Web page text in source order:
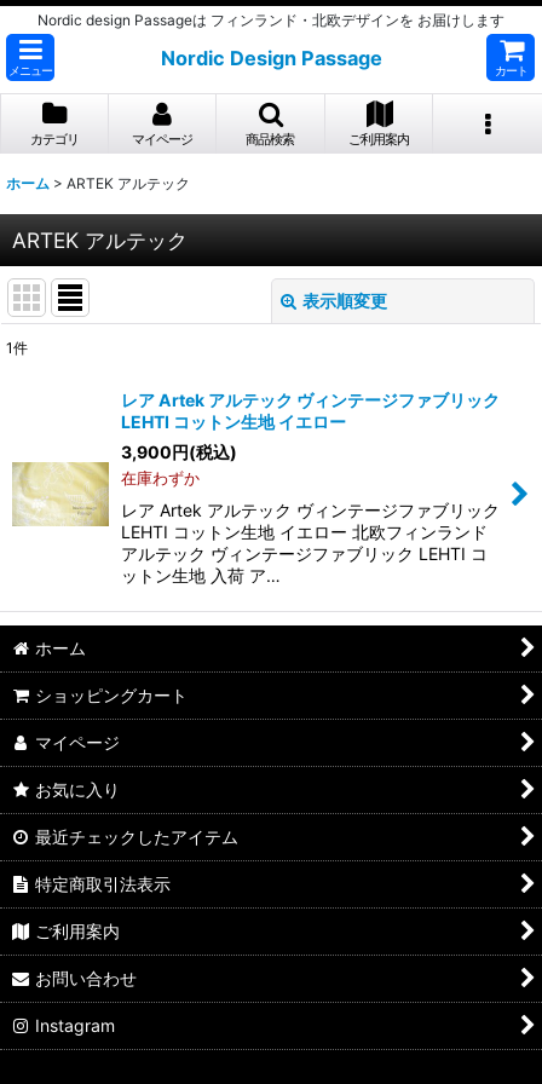
Nordic design Passageは フィンランド・北欧デザインを お届けします
メニュー
Nordic Design Passage
カート
カテゴリ マイページ 商品検索 ご利用案内
ホーム > ARTEK アルテック
ARTEK アルテック
表示順変更
絞り込む
1件
レア Artek アルテック ヴィンテージファブリック
LEHTI コットン生地 イエロー
3,900円(税込)
在庫わずか
レア Artek アルテック ヴィンテージファブリック
LEHTI コットン生地 イエロー 北欧フィンランド
アルテック ヴィンテージファブリック LEHTI コ
ットン生地 入荷 ア…
ホーム
ショッピングカート
マイページ
お気に入り
最近チェックしたアイテム
特定商取引法表示
ご利用案内
お問い合わせ
Instagram